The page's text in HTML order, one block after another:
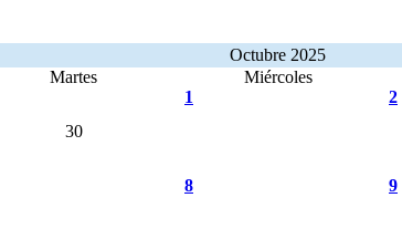
Octubre 2025
Martes Miércoles
30
1 2
8 9